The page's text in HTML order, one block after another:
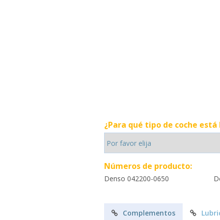
¿Para qué tipo de coche
Números de producto:
Denso 042200-0650
Complementos